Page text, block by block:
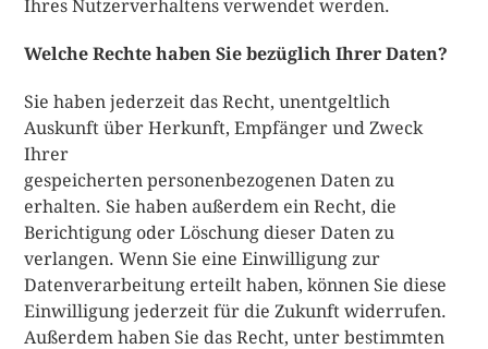
Ihres Nutzerverhaltens verwendet werden.
Welche Rechte haben Sie bezüglich Ihrer Daten?
Sie haben jederzeit das Recht, unentgeltlich
Auskunft über Herkunft, Empfänger und Zweck
Ihrer
gespeicherten personenbezogenen Daten zu
erhalten. Sie haben außerdem ein Recht, die
Berichtigung oder Löschung dieser Daten zu
verlangen. Wenn Sie eine Einwilligung zur
Datenverarbeitung erteilt haben, können Sie diese
Einwilligung jederzeit für die Zukunft widerrufen.
Außerdem haben Sie das Recht, unter bestimmten